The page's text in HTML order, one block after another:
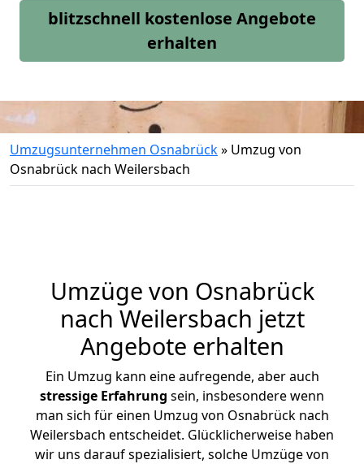
blitzschnell kostenlose Angebote
erhalten
Umzugsunternehmen Osnabrück» Umzug von
Osnabrück nach Weilersbach
Umzüge von Osnabrück
nach Weilersbach jetzt
Angebote erhalten
Ein Umzug kann eine aufregende, aber auch
stressige Erfahrung sein, insbesondere wenn
man sich für einen Umzug von Osnabrück nach
Weilersbach entscheidet. Glücklicherweise haben
wir uns darauf spezialisiert, solche Umzüge von